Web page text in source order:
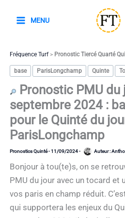
MENU
Fréquence Turf> Pronostic Tiercé Quarté
base ParisLongchamp Quinte
Pronostic PMU du
septembre 2024 :
pour le Quinté du
ParisLongchamp
Pronostics Quinté-11/09/2024- Auteur :
Bonjour à tou(te)s, on se
PMU du jour avec un tocard et
vos paris en champ réduit.
qui supportera les enjeux du